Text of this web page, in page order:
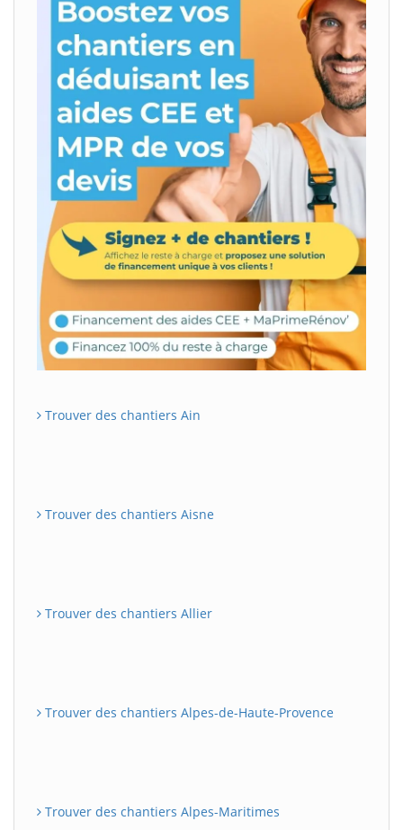
Trouver des chantiers Ain
Trouver des chantiers Aisne
Trouver des chantiers Allier
Trouver des chantiers Alpes-de-Haute-Provence
Trouver des chantiers Alpes-Maritimes